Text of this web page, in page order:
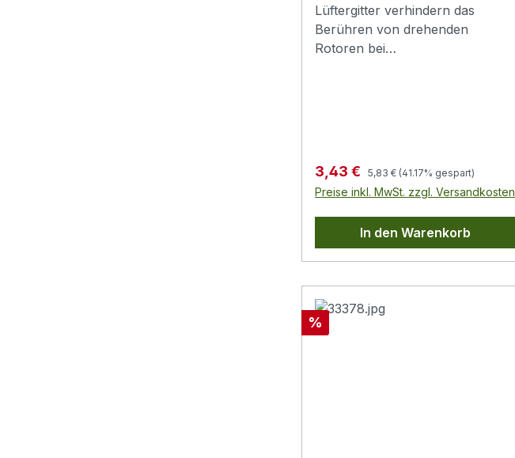
Lüftergitter verhindern das
Berühren von drehenden
Rotoren bei
Verkaufspreis:
3,43 € Regulärer Preis:
5,83 € (41.17% gespart)
Preise inkl. MwSt. zzgl. Versandkosten
In den Warenkorb
Rabatt
%